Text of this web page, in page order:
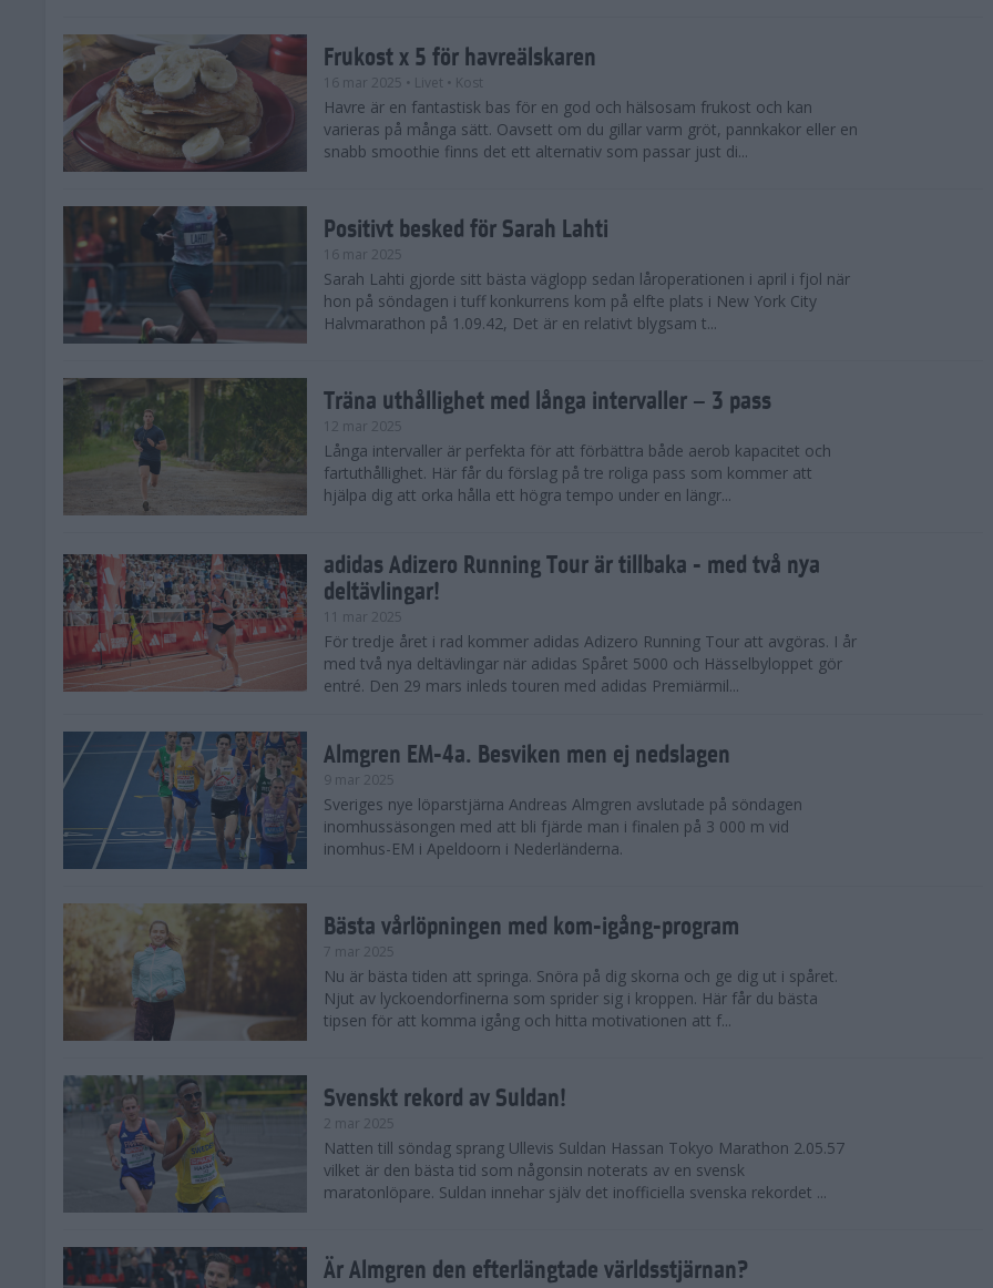
Frukost x 5 för havreälskaren
16 mar 2025 • Livet • Kost
Havre är en fantastisk bas för en god och hälsosam frukost och kan
varieras på många sätt. Oavsett om du gillar varm gröt, pannkakor eller en
snabb smoothie finns det ett alternativ som passar just di...
Positivt besked för Sarah Lahti
16 mar 2025
Sarah Lahti gjorde sitt bästa väglopp sedan låroperationen i april i fjol när
hon på söndagen i tuff konkurrens kom på elfte plats i New York City
Halvmarathon på 1.09.42, Det är en relativt blygsam t...
Träna uthållighet med långa intervaller – 3 pass
12 mar 2025
Långa intervaller är perfekta för att förbättra både aerob kapacitet och
fartuthållighet. Här får du förslag på tre roliga pass som kommer att
hjälpa dig att orka hålla ett högra tempo under en längr...
adidas Adizero Running Tour är tillbaka - med två nya
deltävlingar!
11 mar 2025
För tredje året i rad kommer adidas Adizero Running Tour att avgöras. I år
med två nya deltävlingar när adidas Spåret 5000 och Hässelbyloppet gör
entré. Den 29 mars inleds touren med adidas Premiärmil...
Almgren EM-4a. Besviken men ej nedslagen
9 mar 2025
Sveriges nye löparstjärna Andreas Almgren avslutade på söndagen
inomhussäsongen med att bli fjärde man i finalen på 3 000 m vid
inomhus-EM i Apeldoorn i Nederländerna.
Bästa vårlöpningen med kom-igång-program
7 mar 2025
Nu är bästa tiden att springa. Snöra på dig skorna och ge dig ut i spåret.
Njut av lyckoendorfinerna som sprider sig i kroppen. Här får du bästa
tipsen för att komma igång och hitta motivationen att f...
Svenskt rekord av Suldan!
2 mar 2025
Natten till söndag sprang Ullevis Suldan Hassan Tokyo Marathon 2.05.57
vilket är den bästa tid som någonsin noterats av en svensk
maratonlöpare. Suldan innehar själv det inofficiella svenska rekordet ...
Är Almgren den efterlängtade världsstjärnan?